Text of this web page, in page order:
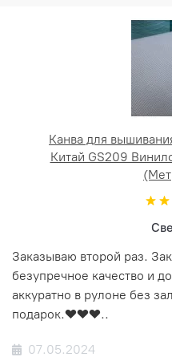
Канва для
Китай GS209
Заказываю второй раз.
безупречное качество и
аккуратно в рулоне без
подарок.❤️❤️❤️..
07.05.2024